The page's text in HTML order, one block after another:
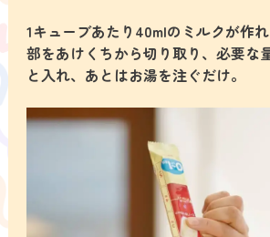
1キューブあたり40mlのミルクが作れ
部をあけくちから切り取り、必要な
と入れ、あとはお湯を注ぐだけ。